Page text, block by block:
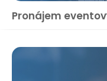
Pronájem